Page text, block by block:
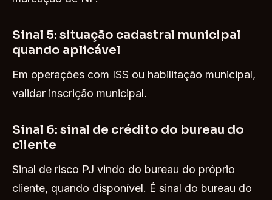
Sinal 5: situação cadastral municipal
quando aplicável
Em operações com ISS ou habilitação municipal,
validar inscrição municipal.
Sinal 6: sinal de crédito do bureau do
cliente
Sinal de risco PJ vindo do bureau do próprio
cliente, quando disponível. É sinal do bureau do